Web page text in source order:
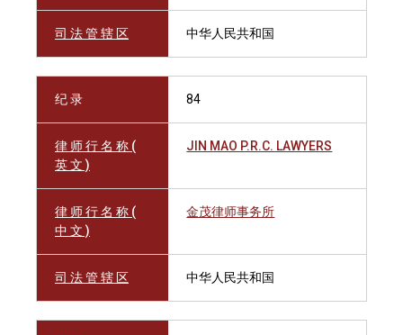
司 法 管 辖 区 中华人民共和国
纪 录 84
律 师 行 名 称 (
英 文 )
JIN MAO P.R.C. LAWYERS
律 师 行 名 称 (
中 文 )
金茂律师事务所
司 法 管 辖 区 中华人民共和国